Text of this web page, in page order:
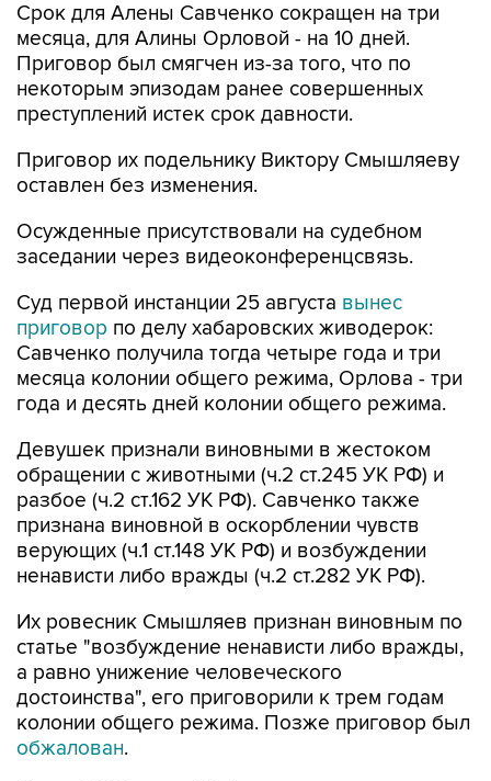
Срок для Алены Савченко сокращен на три
месяца, для Алины Орловой - на 10 дней.
Приговор был смягчен из-за того, что по
некоторым эпизодам ранее совершенных
преступлений истек срок давности.
Приговор их подельнику Виктору Смышляеву
оставлен без изменения.
Осужденные присутствовали на судебном
заседании через видеоконференцсвязь.
Суд первой инстанции 25 августа вынес
приговор по делу хабаровских живодерок:
Савченко получила тогда четыре года и три
месяца колонии общего режима, Орлова - три
года и десять дней колонии общего режима.
Девушек признали виновными в жестоком
обращении с животными (ч.2 ст.245 УК РФ) и
разбое (ч.2 ст.162 УК РФ). Савченко также
признана виновной в оскорблении чувств
верующих (ч.1 ст.148 УК РФ) и возбуждении
ненависти либо вражды (ч.2 ст.282 УК РФ).
Их ровесник Смышляев признан виновным по
статье "возбуждение ненависти либо вражды,
а равно унижение человеческого
достоинства", его приговорили к трем годам
колонии общего режима. Позже приговор был
обжалован.